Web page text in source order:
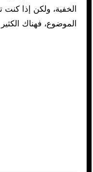
الخفية، ولكن إذا كنت
الموضوع، فهناك